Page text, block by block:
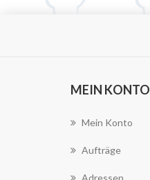
MEIN KONTO
Mein Konto
Aufträge
Adressen